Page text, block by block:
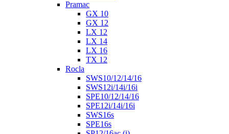
Pramac
GX 10
GX 12
LX 12
LX 14
LX 16
TX 12
Rocla
SWS10/12/14/16
SWS12i/14i/16i
SPE10/12/14/16
SPE12i/14i/16i
SWS16s
SPE16s